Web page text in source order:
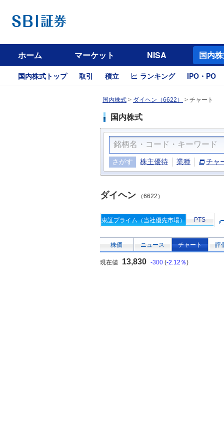
ホーム マーケット NISA 国内
国内株式トップ 取引 積立 ランキング IPO・PO
国内株式 > ダイヘン（6622） > チャート
国内株式
さがす 株主優待 業種 チャ
ダイヘン （6622）
東証プライム（当社優先市場） PTS
株価 ニュース チャート 評
現在値 13,830 -300 (-2.12％)